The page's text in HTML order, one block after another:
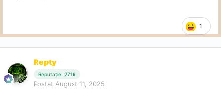
1
Repty
Reputație: 2716
Postat August 11, 2025